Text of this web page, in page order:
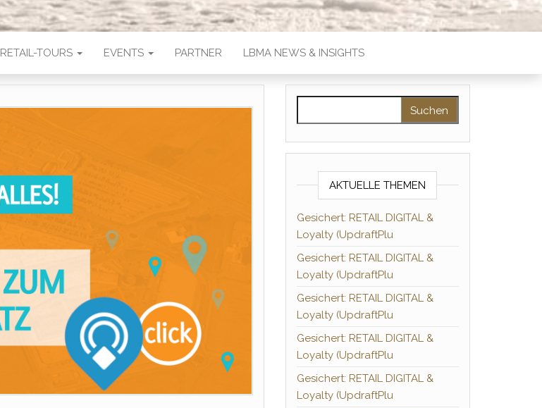
RETAIL-TOURS EVENTS PARTNER LBMA NEWS & INSIGHTS
AKTUELLE THEMEN
Gesichert: RETAIL DIGITAL &
Loyalty (UpdraftPlu
Gesichert: RETAIL DIGITAL &
Loyalty (UpdraftPlu
Gesichert: RETAIL DIGITAL &
Loyalty (UpdraftPlu
Gesichert: RETAIL DIGITAL &
Loyalty (UpdraftPlu
Gesichert: RETAIL DIGITAL &
Loyalty (UpdraftPlu